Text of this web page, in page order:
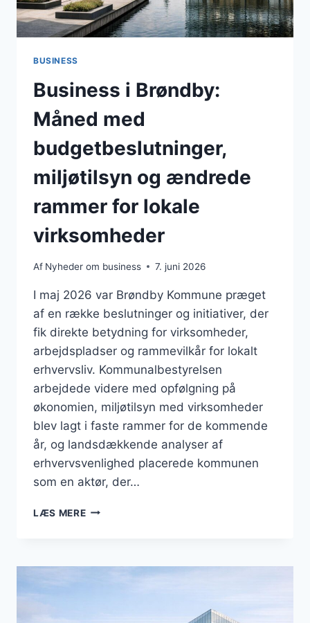
BUSINESS
Business i Brøndby:
Måned med
budgetbeslutninger,
miljøtilsyn og ændrede
rammer for lokale
virksomheder
Af Nyheder om business 7. juni 2026
I maj 2026 var Brøndby Kommune præget
af en række beslutninger og initiativer, der
fik direkte betydning for virksomheder,
arbejdspladser og rammevilkår for lokalt
erhvervsliv. Kommunalbestyrelsen
arbejdede videre med opfølgning på
økonomien, miljøtilsyn med virksomheder
blev lagt i faste rammer for de kommende
år, og landsdækkende analyser af
erhvervsvenlighed placerede kommunen
som en aktør, der…
LÆS MEREBUSINESS
MED